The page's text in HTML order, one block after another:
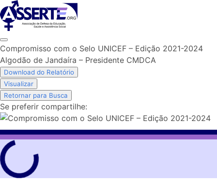
Skip
to
content
Compromisso com o Selo UNICEF – Edição 2021-2024
Algodão de Jandaíra – Presidente CMDCA
Download do Relatório
Visualizar
Retornar para Busca
Se preferir compartilhe: